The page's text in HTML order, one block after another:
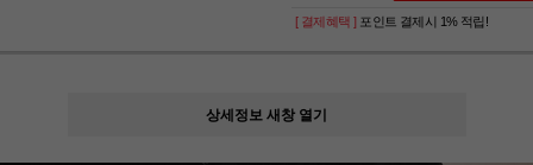
[ 결제혜택 ] 포인트 결제시 1% 적립!
상세정보 새창 열기